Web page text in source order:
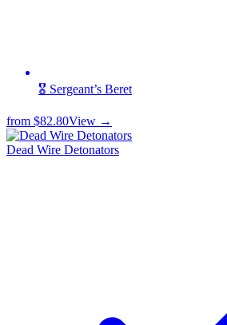
🎖️ Sergeant’s Beret
from $82.80View →
Dead Wire Detonators